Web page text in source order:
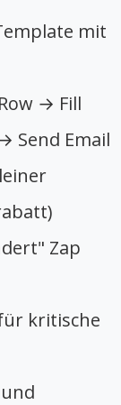
mit
→ Fill
Send Email
Zap
kritische